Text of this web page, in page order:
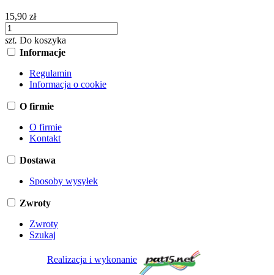
15,90 zł
szt. Do koszyka
Informacje
Regulamin
Informacja o cookie
O firmie
O firmie
Kontakt
Dostawa
Sposoby wysyłek
Zwroty
Zwroty
Szukaj
Realizacja i wykonanie